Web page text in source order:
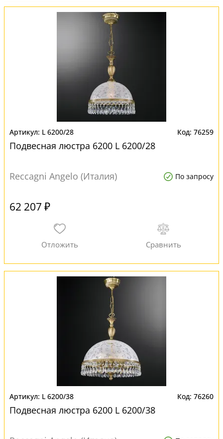
L 6200/28 76259
Подвесная люстра 6200 L 6200/28
Reccagni Angelo (Италия) По запросу
62 207 ₽
L 6200/38 76260
Подвесная люстра 6200 L 6200/38